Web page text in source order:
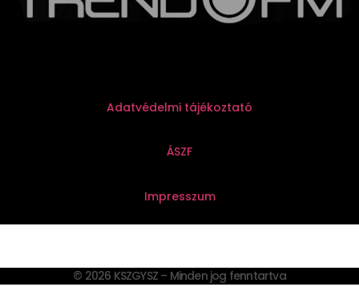
Adatvédelmi tájékoztató
ÁSZF
Impresszum
© 2026 KSZGYSZ – Minden jog fenntartva